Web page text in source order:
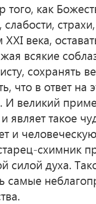
как
века,
всякие
сохранять
что в ответ на
И великий
являет такое
и
схимник
духа.
самые